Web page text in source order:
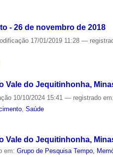
- 26 de novembro de 2018
17/01/2019 11:28—
Vale do Jequitinhonha,
10/10/2024 15:41— registrado em:
,Saúde
Vale do Jequitinhonha,
em:Grupo de Pesquisa Tempo,